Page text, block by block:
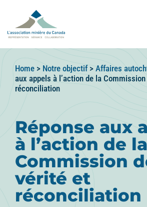
Home > Notre objectif> Affaires
aux appels à l’action de la
réconciliation
Réponse aux
à l’action de la
Commission
vérité et
réconciliation